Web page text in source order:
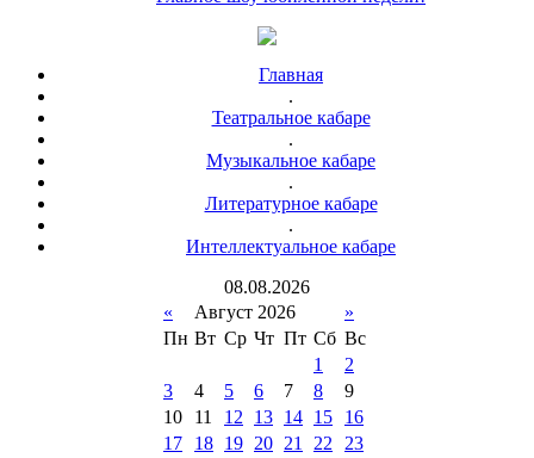
Главная
.
Театральное кабаре
.
Музыкальное кабаре
.
Литературное кабаре
.
Интеллектуальное кабаре
08.08.2026
«
Август 2026
»
Пн Вт Ср Чт Пт Сб Вс
1
2
3
4 5 6 7 8
9
10
11 12 13 14 15
16
17
18 19 20 21 22
23